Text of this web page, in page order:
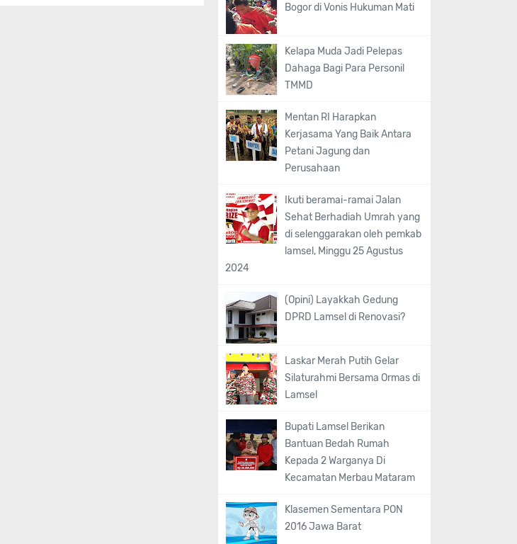
Bogor di Vonis Hukuman Mati
Kelapa Muda Jadi Pelepas
Dahaga Bagi Para Personil
TMMD
Mentan RI Harapkan
Kerjasama Yang Baik Antara
Petani Jagung dan
Perusahaan
Ikuti beramai-ramai Jalan
Sehat Berhadiah Umrah yang
di selenggarakan oleh pemkab
lamsel, Minggu 25 Agustus
2024
(Opini) Layakkah Gedung
DPRD Lamsel di Renovasi?
Laskar Merah Putih Gelar
Silaturahmi Bersama Ormas di
Lamsel
Bupati Lamsel Berikan
Bantuan Bedah Rumah
Kepada 2 Warganya Di
Kecamatan Merbau Mataram
Klasemen Sementara PON
2016 Jawa Barat